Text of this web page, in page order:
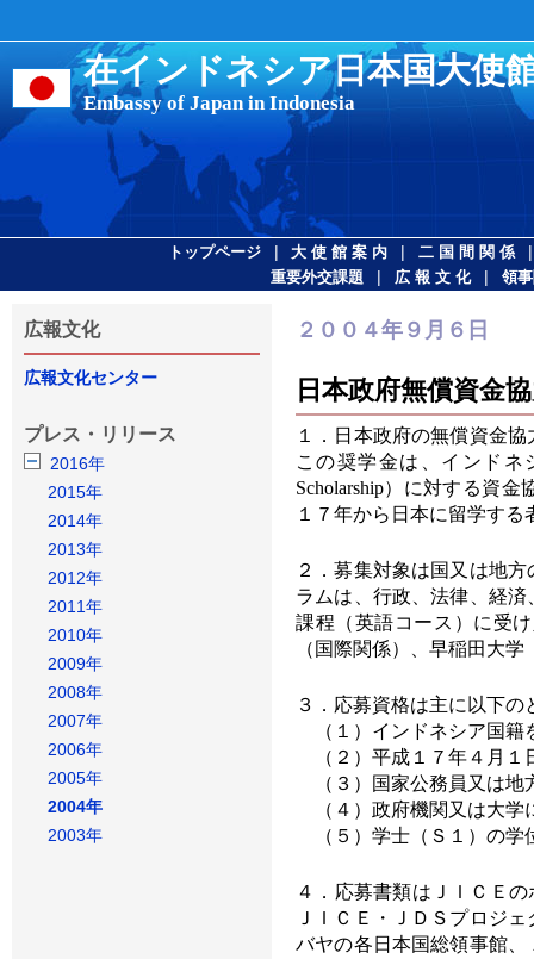
在インドネシア日本国大使
Embassy of Japan in Indonesia
トップページ | 大 使 館 案 内 | 二 国 間 関 係
重要外交課題 | 広 報 文 化 | 領
広報文化
広報文化センター
プレス・リリース
2016年
2015年
2014年
2013年
2012年
2011年
2010年
2009年
2008年
2007年
2006年
2005年
2004年
2003年
２００４年９月６日
日本政府無償資金
１．日本政府の無償資金
この奨学金は、インドネ
Scholarship）に対する資
１７年から日本に留学する
２．募集対象は国又は地
ラムは、行政、法律、経
課程（英語コース）に受
（国際関係）、早稲田大
３．応募資格は主に以下の
（１）インドネシア国籍
（２）平成１７年４月１
（３）国家公務員又は地
（４）政府機関又は大学
（５）学士（Ｓ１）の学
４．応募書類はＪＩＣＥ
ＪＩＣＥ・ＪＤＳプロジ
バヤの各日本国総領事館